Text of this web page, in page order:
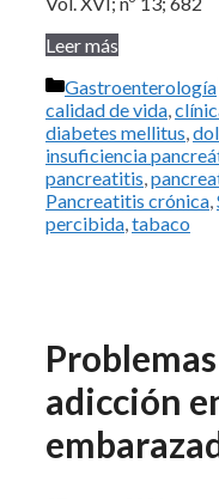
Leer más
Categorías
Gastroenterología
calidad de vida,
diabetes mellitus,
insuficiencia
pancreatitis,
Pancreatitis crónica,
percibida,tabaco
adicción